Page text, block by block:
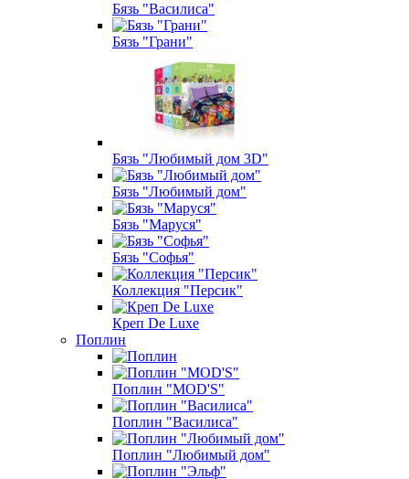
Бязь "Василиса"
Бязь "Грани"
Бязь "Любимый дом 3D"
Бязь "Любимый дом"
Бязь "Маруся"
Бязь "Софья"
Коллекция "Персик"
Креп De Luxe
Поплин
Поплин "MOD'S"
Поплин "Василиса"
Поплин "Любимый дом"